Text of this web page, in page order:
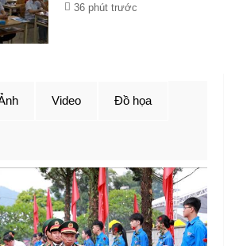
36 phút trước
Video Đồ họa